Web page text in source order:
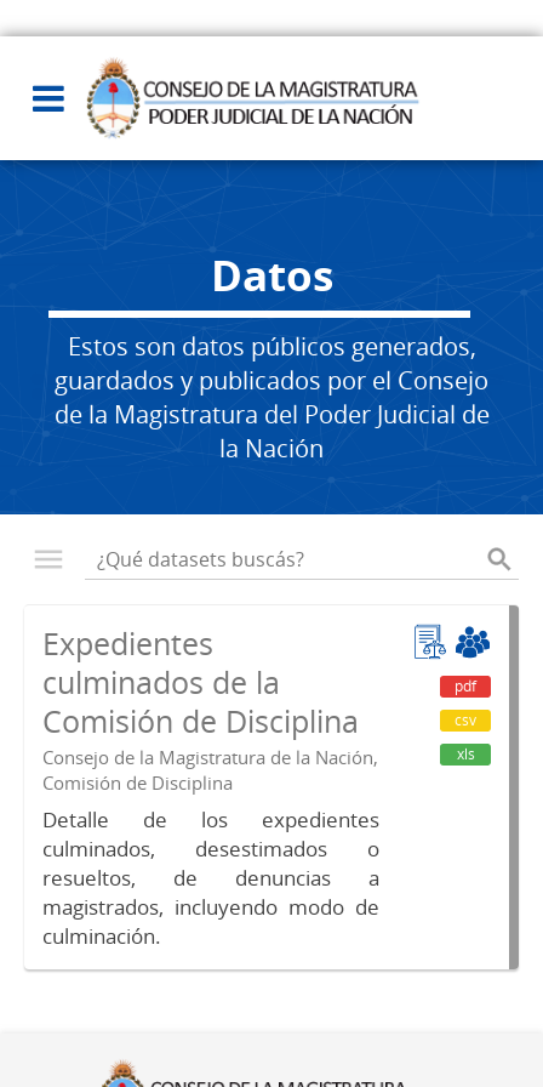
Datos
Estos son datos públicos generados,
guardados y publicados por el Consejo
de la Magistratura del Poder Judicial de
la Nación
Expedientes
culminados de la
Comisión de Disciplina
Consejo de la Magistratura de la Nación,
Comisión de Disciplina
Detalle de los expedientes
culminados, desestimados o
resueltos, de denuncias a
magistrados, incluyendo modo de
culminación.
pdf
csv
xls